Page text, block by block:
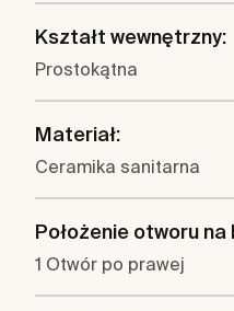
Kształt wewnętrzny:
Prostokątna
Materiał:
Ceramika sanitarna
Położenie otworu
1 Otwór po prawej